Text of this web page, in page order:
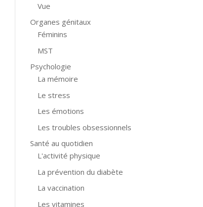
Vue
Organes génitaux
Féminins
MST
Psychologie
La mémoire
Le stress
Les émotions
Les troubles obsessionnels
Santé au quotidien
L'activité physique
La prévention du diabète
La vaccination
Les vitamines